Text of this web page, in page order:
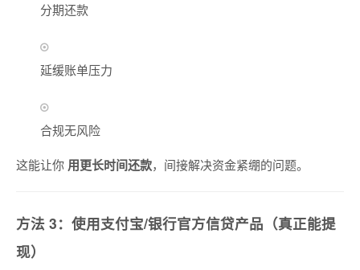
分期还款
延缓账单压力
合规无风险
这能让你 用更长时间还款，间接解决资金紧绷的问题。
方法 3：使用支付宝/银行官方信贷产品（真正能提
现）